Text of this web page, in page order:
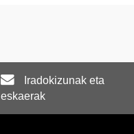
Iradokizunak eta
eskaerak